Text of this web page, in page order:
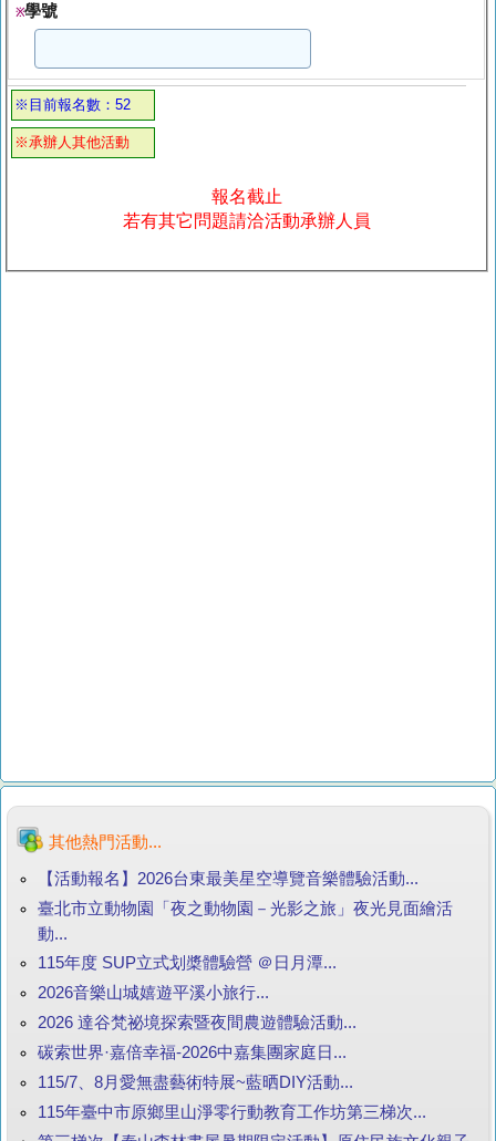
※學號
※目前報名數：52
※承辦人其他活動
報名截止
若有其它問題請洽活動承辦人員
其他熱門活動...
【活動報名】2026台東最美星空導覽音樂體驗活動...
臺北市立動物園「夜之動物園－光影之旅」夜光見面繪活
動...
115年度 SUP立式划槳體驗營 ＠日月潭...
2026音樂山城嬉遊平溪小旅行...
2026 達谷梵祕境探索暨夜間農遊體驗活動...
碳索世界·嘉倍幸福-2026中嘉集團家庭日...
115/7、8月愛無盡藝術特展~藍晒DIY活動...
115年臺中市原鄉里山淨零行動教育工作坊第三梯次...